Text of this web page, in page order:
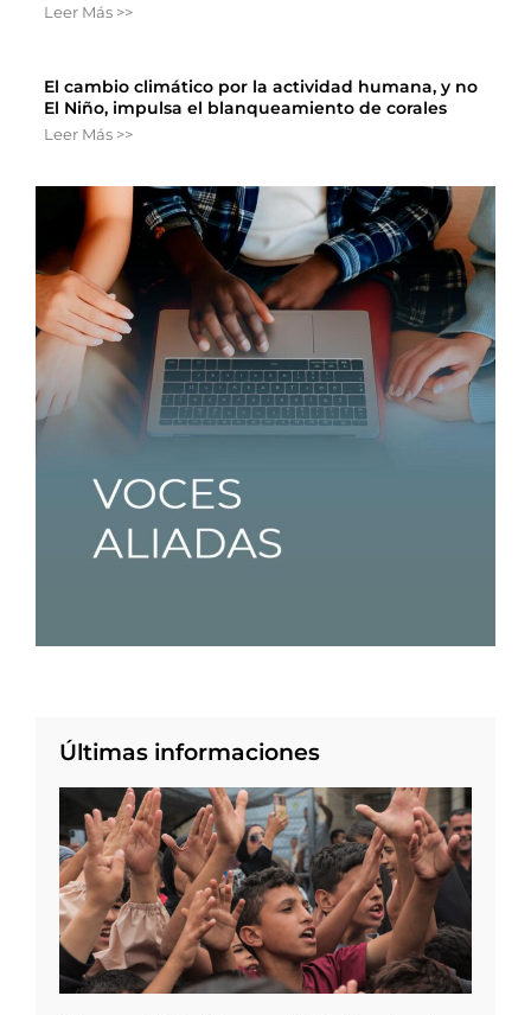
Leer Más >>
El cambio climático por la actividad humana, y no
El Niño, impulsa el blanqueamiento de corales
Leer Más >>
Últimas informaciones